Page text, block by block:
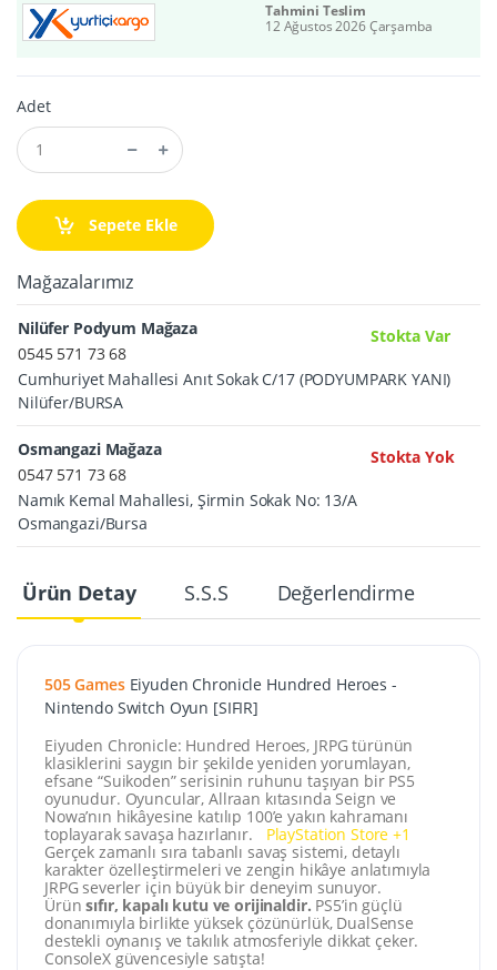
Tahmini Teslim
12 Ağustos 2026 Çarşamba
Adet
Sepete Ekle
Mağazalarımız
Nilüfer Podyum Mağaza
Stokta Var
0545 571 73 68
Cumhuriyet Mahallesi Anıt Sokak C/17 (PODYUMPARK YANI)
Nilüfer/BURSA
Osmangazi Mağaza
Stokta Yok
0547 571 73 68
Namık Kemal Mahallesi, Şirmin Sokak No: 13/A
Osmangazi/Bursa
Ürün Detay S.S.S Değerlendirme
505 GamesEiyuden Chronicle Hundred Heroes -
Nintendo Switch Oyun [SIFIR]
Eiyuden Chronicle: Hundred Heroes, JRPG türünün
klasiklerini saygın bir şekilde yeniden yorumlayan,
efsane “Suikoden” serisinin ruhunu taşıyan bir PS5
oyunudur. Oyuncular, Allraan kıtasında Seign ve
Nowa’nın hikâyesine katılıp 100’e yakın kahramanı
toplayarak savaşa hazırlanır.
PlayStation Store +1
Gerçek zamanlı sıra tabanlı savaş sistemi, detaylı
karakter özelleştirmeleri ve zengin hikâye anlatımıyla
JRPG severler için büyük bir deneyim sunuyor.
Ürünsıfır, kapalı kutu ve orijinaldir. PS5’in güçlü
donanımıyla birlikte yüksek çözünürlük, DualSense
destekli oynanış ve takılık atmosferiyle dikkat çeker.
ConsoleX güvencesiyle satışta!